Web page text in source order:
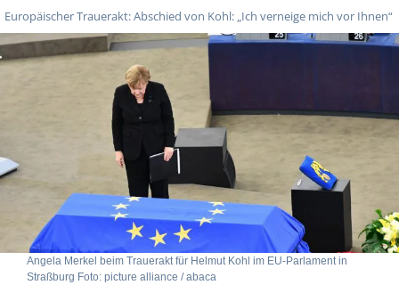
Europäischer Trauerakt: Abschied von Kohl: „Ich verneige mich vor Ihnen“
Angela Merkel beim Trauerakt für Helmut Kohl im EU-Parlament in
Straßburg Foto: picture alliance / abaca